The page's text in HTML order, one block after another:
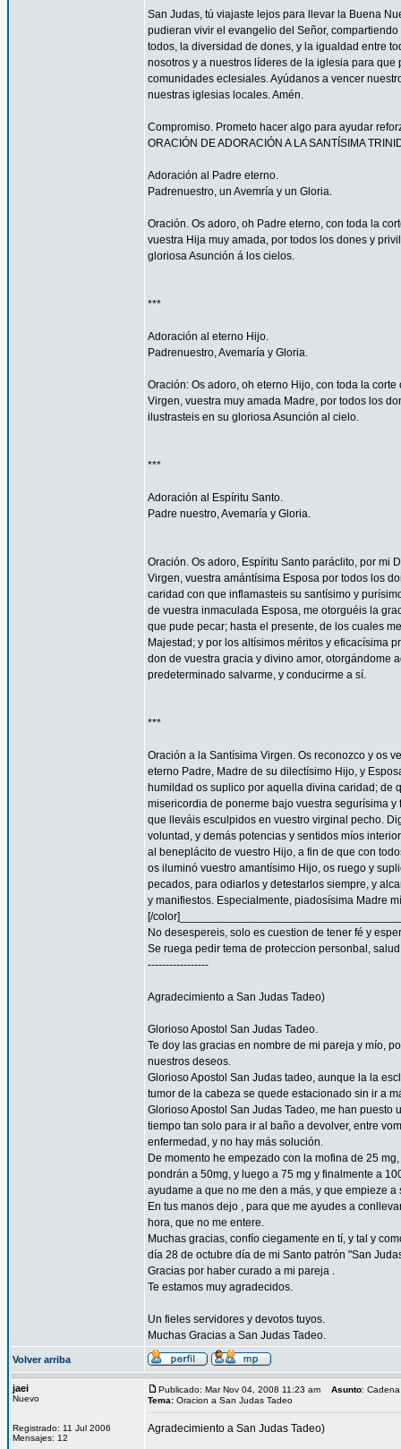
San Judas, tú viajaste lejos para llevar la Buena
pudieran vivir el evangelio del Señor,
todos, la diversidad de dones, y la igualdad entre
nosotros y a nuestros líderes de la iglesia para
comunidades eclesiales. Ayúdanos a vencer
nuestras iglesias locales. Amén.
Compromiso. Prometo hacer algo para ayudar
ORACIÓN DE ADORACIÓN A LA SANTÍSIMA
Adoración al Padre eterno.
Padrenuestro, un Avemría y un Gloria.
Oración. Os adoro, oh Padre eterno, con toda la
vuestra Hija muy amada, por todos los dones y
gloriosa Asunción á los cielos.
***
Adoración al eterno Hijo.
Padrenuestro, Avemaría y Gloria.
Oración: Os adoro, oh eterno Hijo, con toda la
Virgen, vuestra muy amada Madre, por todos los
ilustrasteis en su gloriosa Asunción al cielo.
***
Adoración al Espíritu Santo.
Padre nuestro, Avemaría y Gloria.
Oración. Os adoro, Espíritu Santo paráclito, por mi
Virgen, vuestra amántísima Esposa por todos los
caridad con que inflamasteis su santísimo y
de vuestra inmaculada Esposa, me otorguéis la
que pude pecar; hasta el presente, de los cuales
Majestad; y por los altísimos méritos y eficacísima
don de vuestra gracia y divino amor, otorgándome
predeterminado salvarme, y conducirme a sí.
***
Oración a la Santísima Virgen. Os reconozco y os
eterno Padre, Madre de su dilectísimo Hijo, y
humildad os suplico por aquella divina caridad; de
misericordia de ponerme bajo vuestra segurísima
que lleváis esculpidos en vuestro virginal pecho.
voluntad, y demás potencias y sentidos míos
al beneplácito de vuestro Hijo, a fin de que con
os iluminó vuestro amantísimo Hijo, os ruego y
pecados, para odiarlos y detestarlos siempre, y
y manifiestos. Especialmente, piadosísima Madre
[/
No desespereis, solo es cuestion de tener fé y
Se ruega pedir tema de proteccion personbal,
-----------------
Agradecimiento a San Judas Tadeo)
Glorioso Apostol San Judas Tadeo.
Te doy las gracias en nombre de mi pareja y mío,
nuestros deseos.
Glorioso Apostol San Judas tadeo, aunque la la
tumor de la cabeza se quede estacionado sin ir a
Glorioso Apostol San Judas Tadeo, me han
tiempo tan solo para ir al baño a devolver, entre
enfermedad, y no hay más solución.
De momento he empezado con la mofina de 25
pondrán a 50mg, y luego a 75 mg y finalmente a
ayudame a que no me den a más, y que empieze
En tus manos dejo , para que me ayudes a
hora, que no me entere.
Muchas gracias, confío ciegamente en tí, y tal y
día 28 de octubre día de mi Santo patrón "San
Gracias por haber curado a mi pareja .
Te estamos muy agradecidos.
Un fieles servidores y devotos tuyos.
Muchas Gracias a San Judas Tadeo.
Volver arriba
jaei
Nuevo
Registrado: 11 Jul 2006
Mensajes: 12
Publicado: Mar Nov 04, 2008 11:23 am Asunto:
Tema: Oracion a San Judas Tadeo
Agradecimiento a San Judas Tadeo)